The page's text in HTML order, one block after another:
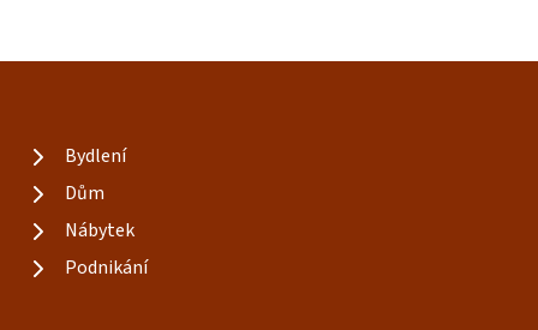
Bydlení
Dům
Nábytek
Podnikání